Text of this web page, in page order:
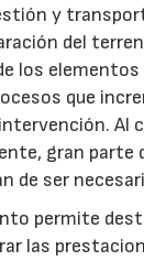
y
del
los elementos
que
Al
gran parte
de ser
permite
las